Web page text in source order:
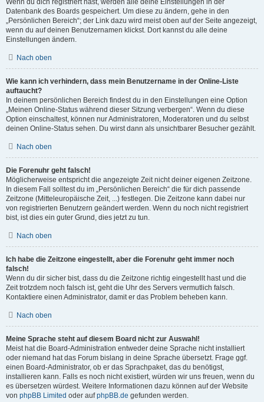
Wenn du dich registriert hast, werden alle deine Einstellungen in der
Datenbank des Boards gespeichert. Um diese zu ändern, gehe in den
„Persönlichen Bereich“; der Link dazu wird meist oben auf der Seite angezeigt,
wenn du auf deinen Benutzernamen klickst. Dort kannst du alle deine
Einstellungen ändern.
Nach oben
Wie kann ich verhindern, dass mein Benutzername in der Online-Liste
auftaucht?
In deinem persönlichen Bereich findest du in den Einstellungen eine Option
„Meinen Online-Status während dieser Sitzung verbergen“. Wenn du diese
Option einschaltest, können nur Administratoren, Moderatoren und du selbst
deinen Online-Status sehen. Du wirst dann als unsichtbarer Besucher gezählt.
Nach oben
Die Forenuhr geht falsch!
Möglicherweise entspricht die angezeigte Zeit nicht deiner eigenen Zeitzone.
In diesem Fall solltest du im „Persönlichen Bereich“ die für dich passende
Zeitzone (Mitteleuropäische Zeit, ...) festlegen. Die Zeitzone kann dabei nur
von registrierten Benutzern geändert werden. Wenn du noch nicht registriert
bist, ist dies ein guter Grund, dies jetzt zu tun.
Nach oben
Ich habe die Zeitzone eingestellt, aber die Forenuhr geht immer noch
falsch!
Wenn du dir sicher bist, dass du die Zeitzone richtig eingestellt hast und die
Zeit trotzdem noch falsch ist, geht die Uhr des Servers vermutlich falsch.
Kontaktiere einen Administrator, damit er das Problem beheben kann.
Nach oben
Meine Sprache steht auf diesem Board nicht zur Auswahl!
Meist hat die Board-Administration entweder deine Sprache nicht installiert
oder niemand hat das Forum bislang in deine Sprache übersetzt. Frage ggf.
einen Board-Administrator, ob er das Sprachpaket, das du benötigst,
installieren kann. Falls es noch nicht existiert, würden wir uns freuen, wenn du
es übersetzen würdest. Weitere Informationen dazu können auf der Website
von phpBB Limited oder aufphpBB.de gefunden werden.